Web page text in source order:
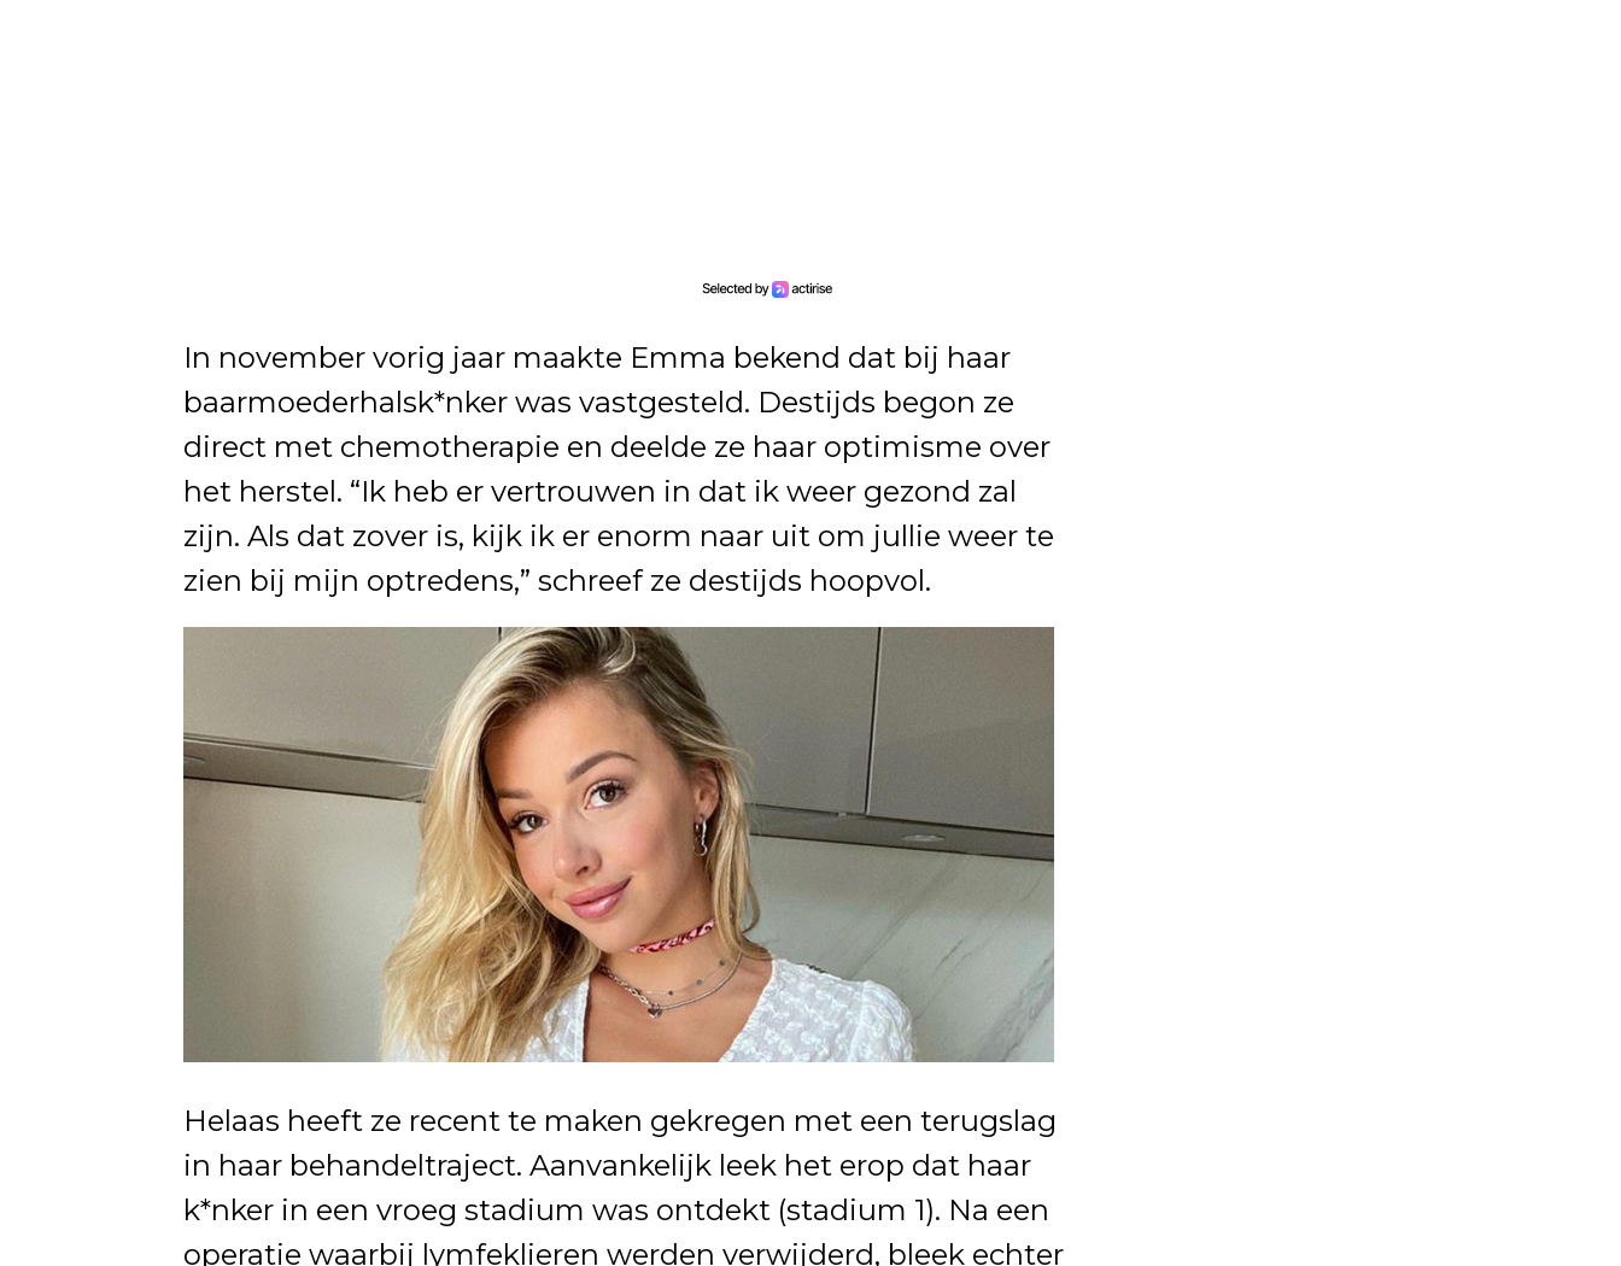
In november vorig jaar maakte Emma bekend dat bij haar
baarmoederhalsk*nker was vastgesteld. Destijds begon ze
direct met chemotherapie en deelde ze haar optimisme over
het herstel. “Ik heb er vertrouwen in dat ik weer gezond zal
zijn. Als dat zover is, kijk ik er enorm naar uit om jullie weer te
zien bij mijn optredens,” schreef ze destijds hoopvol.
Helaas heeft ze recent te maken gekregen met een terugslag
in haar behandeltraject. Aanvankelijk leek het erop dat haar
k*nker in een vroeg stadium was ontdekt (stadium 1). Na een
operatie waarbij lymfeklieren werden verwijderd, bleek echter